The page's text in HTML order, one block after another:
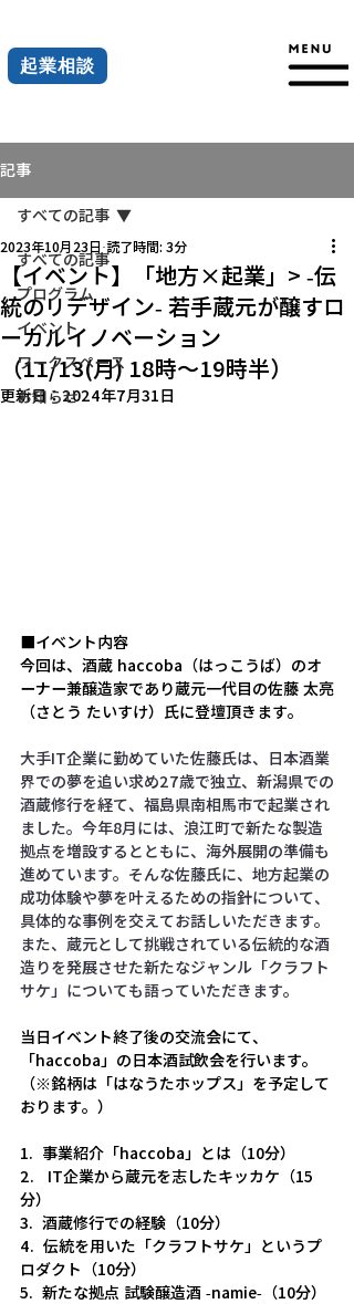
起業相談
記事
すべての記事
プログラム
イベント
ワークスペース
お知らせ
すべての記事
【イベント】「地方×起業」> -伝
統のリデザイン- 若手蔵元が醸すロ
ーカルイノベーション
（11/13(月) 18時～19時半）
2023年10月23日 読了時間: 3分
更新日：2024年7月31日
■イベント内容
今回は、 酒蔵 haccoba（はっこうば）のオ
ーナー兼醸造家であり蔵元一代目の佐藤 太亮
（さとう たいすけ）氏に登壇頂きます。
大手IT企業に勤めていた佐藤氏は、日本酒業
界での夢を追い求め27歳で独立、新潟県での
酒蔵修行を経て、福島県南相馬市で起業され
ました。今年8月には、浪江町で新たな製造
拠点を増設するとともに、海外展開の準備も
進めています。そんな佐藤氏に、地方起業の
成功体験や夢を叶えるための指針について、
具体的な事例を交えてお話しいただきます。
また、蔵元として挑戦されている伝統的な酒
造りを発展させた新たなジャンル「クラフト
サケ」についても語っていただきます。
当日イベント終了後の交流会にて、
「haccoba」の日本酒試飲会を行います。
（※銘柄は「はなうたホップス」を予定して
おります。）
1.  事業紹介「haccoba」とは（10分）
2.   IT企業から蔵元を志したキッカケ（15
分）
3.  酒蔵修行での経験（10分）
4.  伝統を用いた「クラフトサケ」というプ
ロダクト（10分）
5.  新たな拠点 試験醸造酒 -namie-（10分）